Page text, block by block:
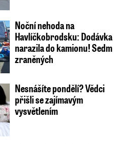
Noční nehoda na
Havlíčkobrodsku: Dodávka
narazila do kamionu! Sedm
zraněných
Nesnášíte pondělí? Vědci
přišli se zajímavým
vysvětlením